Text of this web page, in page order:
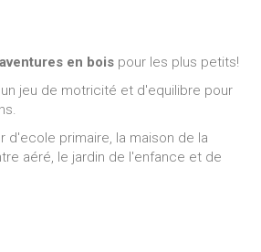
en bois pour les plus petits!
jeu de motricité et d'equilibre pour
d'ecole primaire, la maison de la
aéré, le jardin de l'enfance et de